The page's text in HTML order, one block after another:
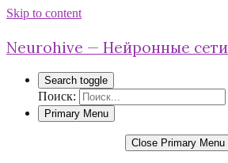
Skip to content
Neurohive — Нейронные сети
Search toggle
Поиск:
Primary Menu
Close Primary Menu